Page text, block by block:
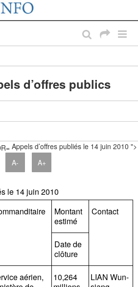
d’offres publics
Appels d’offres publiés le 14 juin 2010 ">
A-
A+
le 14 juin 2010
Montant
estimé
Contact
Date de
clôture
aérien,
10,264
LIAN Wun-